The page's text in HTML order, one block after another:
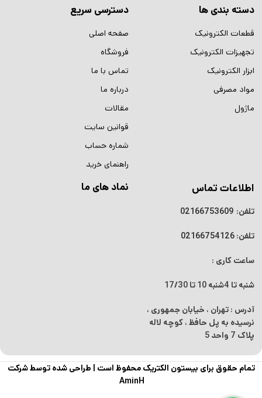
دسته بندی ها
قطعات الکترونیک
تجهیزات الکترونیک
ابزار الکترونیک
مواد مصرفی
ماژول
دسترسی سریع
صفحه اصلی
فروشگاه
تماس با ما
درباره ما
مقالات
قوانین سایت
شماره حساب
راهنمای خرید
اطلاعات تماس
تلفن: 02166753609
تلفن: 02166754126
ساعت کاری :
شنبه تا 4شنبه 10 تا 17/30
آدرس : تهران ، خیابان جمهوری ،
نرسیده به پل حافظ ، کوچه لاله
پلاک 7 واحد 5
نماد های ما
تمام حقوق برای بیستون الکتریک محفوظ است | طراحی شده توسط شرکت
AminH